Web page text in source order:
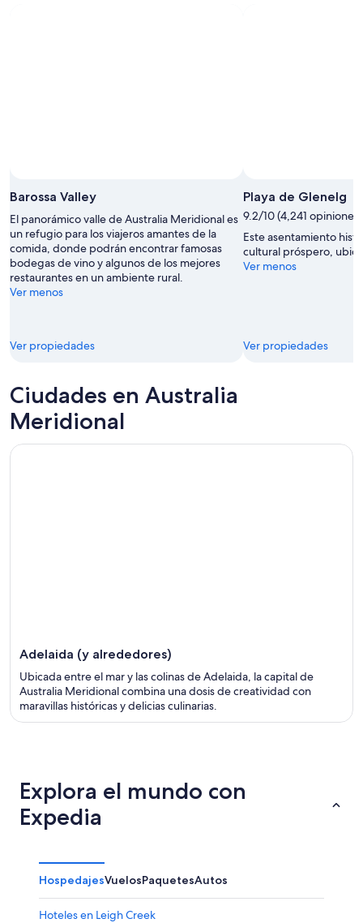
Barossa Valley
El panorámico valle de Australia Meridional es
un refugio para los viajeros amantes de la
comida, donde podrán encontrar famosas
bodegas de vino y algunos de los mejores
restaurantes en un ambiente rural.
Ver menos
Ver propiedades
Playa de Glenelg
9.2/10 (4,241 opiniones)
Este asentamiento
cultural próspero,
Ver menos
Ver propiedades
Ciudades en Australia
Meridional
Adelaida (y alrededores)
Ubicada entre el mar y las colinas de Adelaida, la capital de
Australia Meridional combina una dosis de creatividad con
maravillas históricas y delicias culinarias.
Explora el mundo con
Expedia
HospedajesVuelosPaquetesAutos
Hoteles en Leigh Creek